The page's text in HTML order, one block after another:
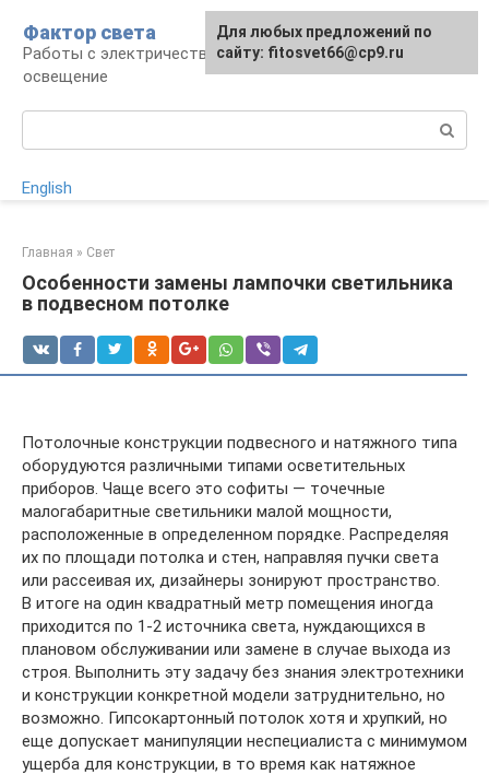
контенту
Фактор света
Работы с электричеством, электроприборы и
освещение
English
Главная » Свет
Особенности замены лампочки светильника
в подвесном потолке
Потолочные конструкции подвесного и натяжного типа
оборудуются различными типами осветительных
приборов. Чаще всего это софиты — точечные
малогабаритные светильники малой мощности,
расположенные в определенном порядке. Распределяя
их по площади потолка и стен, направляя пучки света
или рассеивая их, дизайнеры зонируют пространство.
В итоге на один квадратный метр помещения иногда
приходится по 1-2 источника света, нуждающихся в
плановом обслуживании или замене в случае выхода из
строя. Выполнить эту задачу без знания электротехники
и конструкции конкретной модели затруднительно, но
возможно. Гипсокартонный потолок хотя и хрупкий, но
еще допускает манипуляции неспециалиста с минимумом
ущерба для конструкции, в то время как натяжное
Для любых предложений по
сайту: fitosvet66@cp9.ru